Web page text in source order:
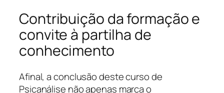
Contribuição da formação e
convite à partilha de
conhecimento
Afinal, a conclusão deste curso de
Psicanálise não apenas marca o